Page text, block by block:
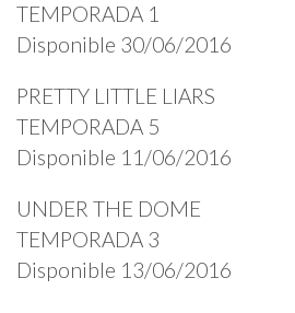
TEMPORADA 1
Disponible 30/06/2016
PRETTY LITTLE LIARS
TEMPORADA 5
Disponible 11/06/2016
UNDER THE DOME
TEMPORADA 3
Disponible 13/06/2016